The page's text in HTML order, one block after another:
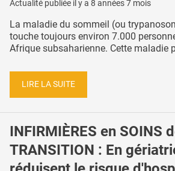
Actualité publiée il y a 8 années 7 mois
La maladie du sommeil (ou
touche toujours environ 7.000
Afrique subsaharienne. Cette maladie
LIRE LA SUITE
INFIRMIÈRES en SOINS
TRANSITION : En